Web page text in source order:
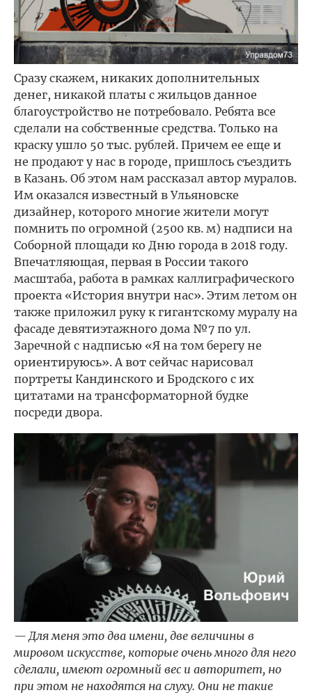
Сразу скажем, никаких дополнительных
денег, никакой платы с жильцов данное
благоустройство не потребовало. Ребята все
сделали на собственные средства. Только на
краску ушло 50 тыс. рублей. Причем ее еще и
не продают у нас в городе, пришлось съездить
в Казань. Об этом нам рассказал автор муралов.
Им оказался известный в Ульяновске
дизайнер, которого многие жители могут
помнить по огромной (2500 кв. м) надписи на
Соборной площади ко Дню города в 2018 году.
Впечатляющая, первая в России такого
масштаба, работа в рамках каллиграфического
проекта «История внутри нас». Этим летом он
также приложил руку к гигантскому муралу на
фасаде девятиэтажного дома №7 по ул.
Заречной с надписью «Я на том берегу не
ориентируюсь». А вот сейчас нарисовал
портреты Кандинского и Бродского с их
цитатами на трансформаторной будке
посреди двора.
— Для меня это два имени, две величины в
мировом искусстве, которые очень много для него
сделали, имеют огромный вес и авторитет, но
при этом не находятся на слуху. Они не такие